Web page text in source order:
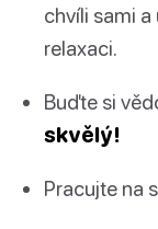
chvíli sami a
relaxaci.
Buďte si
skvělý!
Pracujte na